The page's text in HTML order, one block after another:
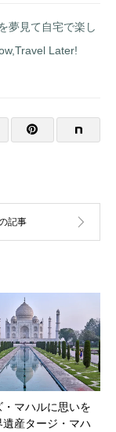
夢見て自宅で楽し
Later!
・マハルに思いを
産タージ・マハ